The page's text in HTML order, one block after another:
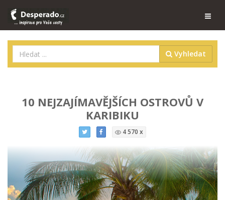
Vyhledat
10 NEJZAJÍMAVĚJŠÍCH OSTROVŮ V
KARIBIKU
4 570 x